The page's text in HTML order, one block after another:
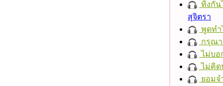
ทิ้งกัน
สุจิตรา
พูดทำ
กรุณา
ไม่บอ
ไม่คิด
ยอม